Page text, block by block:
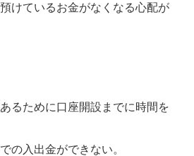
けているお金がなくなる心配が
るために口座開設までに時間を
の入出金ができない。